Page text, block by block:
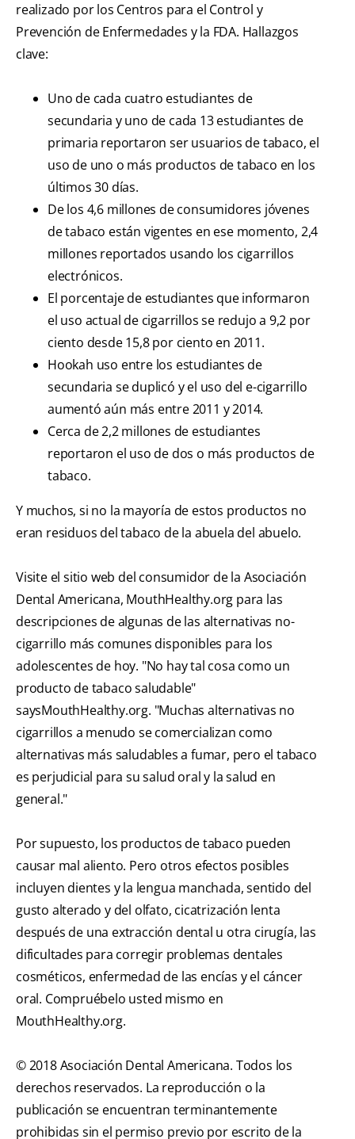
realizado por los Centros para el Control y
Prevención de Enfermedades y la FDA. Hallazgos
clave:
Uno de cada cuatro estudiantes de
secundaria y uno de cada 13 estudiantes de
primaria reportaron ser usuarios de tabaco, el
uso de uno o más productos de tabaco en los
últimos 30 días.
De los 4,6 millones de consumidores jóvenes
de tabaco están vigentes en ese momento, 2,4
millones reportados usando los cigarrillos
electrónicos.
El porcentaje de estudiantes que informaron
el uso actual de cigarrillos se redujo a 9,2 por
ciento desde 15,8 por ciento en 2011.
Hookah uso entre los estudiantes de
secundaria se duplicó y el uso del e-cigarrillo
aumentó aún más entre 2011 y 2014.
Cerca de 2,2 millones de estudiantes
reportaron el uso de dos o más productos de
tabaco.
Y muchos, si no la mayoría de estos productos no
eran residuos del tabaco de la abuela del abuelo.
Visite el sitio web del consumidor de la Asociación
Dental Americana, MouthHealthy.org para las
descripciones de algunas de las alternativas no-
cigarrillo más comunes disponibles para los
adolescentes de hoy. "No hay tal cosa como un
producto de tabaco saludable"
saysMouthHealthy.org. "Muchas alternativas no
cigarrillos a menudo se comercializan como
alternativas más saludables a fumar, pero el tabaco
es perjudicial para su salud oral y la salud en
general."
Por supuesto, los productos de tabaco pueden
causar mal aliento. Pero otros efectos posibles
incluyen dientes y la lengua manchada, sentido del
gusto alterado y del olfato, cicatrización lenta
después de una extracción dental u otra cirugía, las
dificultades para corregir problemas dentales
cosméticos, enfermedad de las encías y el cáncer
oral. Compruébelo usted mismo en
MouthHealthy.org.
© 2018 Asociación Dental Americana. Todos los
derechos reservados. La reproducción o la
publicación se encuentran terminantemente
prohibidas sin el permiso previo por escrito de la